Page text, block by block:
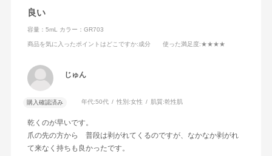
良い
容量：5mL カラー：GR703
商品を気に入ったポイントはどこですか:成分 使った満足度:★★★★
じゅん
購入確認済み 年代:50代 性別:女性 肌質:乾性肌
乾くのが早いです。
爪の先の方から 普段は剥がれてくるのですが、なかなか剥がれ
て来なく持ちも良かったです。